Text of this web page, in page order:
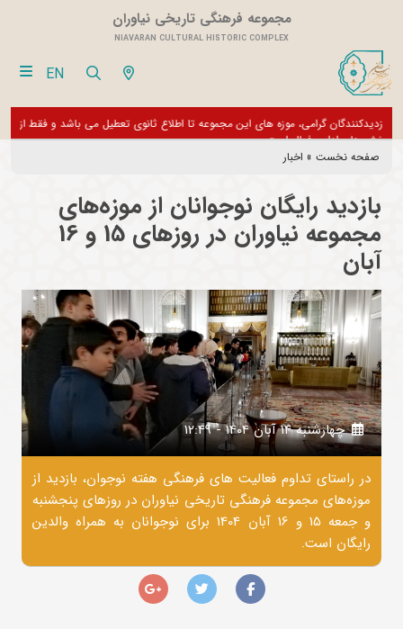
مجموعه فرهنگی تاریخی نیاوران
NIAVARAN CULTURAL HISTORIC COMPLEX
EN
بازدیدکنندگان گرامی، موزه های این مجموعه تا اطلاع ثانوی تعطیل می باشد و فقط
بخش های اداری فعال است
صفحه نخست » اخبار
بازدید رایگان نوجوانان از موزه‌های
مجموعه نیاوران در روزهای 15 و 16
آبان
چهارشنبه 14 آبان 1404 - 12:49
در راستای تداوم فعالیت های فرهنگی هفته نوجوان، بازدید از
موزه‌های مجموعه فرهنگی تاریخی نیاوران در روزهای پنجشنبه
و جمعه 15 و 16 آبان 1404 برای نوجوانان به همراه والدین
رایگان است.